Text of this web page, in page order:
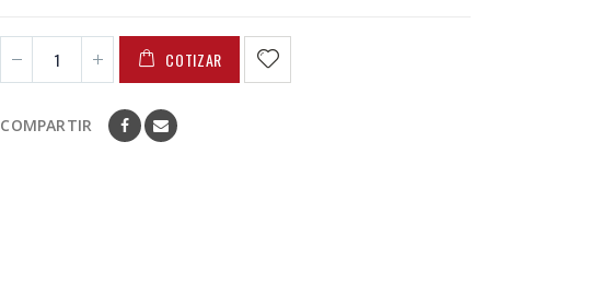
COTIZAR
COMPARTIR